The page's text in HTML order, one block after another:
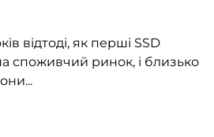
відтоді, як перші SSD
споживчий ринок, і близько